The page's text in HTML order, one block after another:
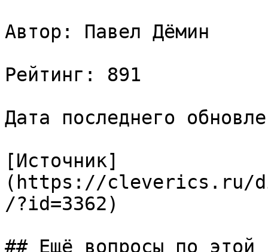
Автор: Павел Дёмин
Рейтинг: 891
Дата последнего
[Источник]
(https://cleverics.ru/
/?id=3362)
## Ещё вопросы по этой